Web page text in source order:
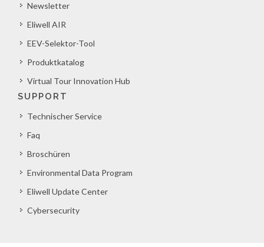
Newsletter
Eliwell AIR
EEV-Selektor-Tool
Produktkatalog
Virtual Tour Innovation Hub
SUPPORT
Technischer Service
Faq
Broschüren
Environmental Data Program
Eliwell Update Center
Cybersecurity